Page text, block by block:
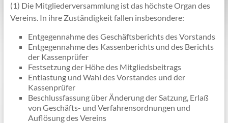
(1) Die Mitgliederversammlung ist das höchste Organ des
Vereins. In ihre Zuständigkeit fallen insbesondere:
Entgegennahme des Geschäftsberichts des Vorstands
Entgegennahme des Kassenberichts und des Berichts
der Kassenprüfer
Festsetzung der Höhe des Mitgliedsbeitrags
Entlastung und Wahl des Vorstandes und der
Kassenprüfer
Beschlussfassung über Änderung der Satzung, Erlaß
von Geschäfts- und Verfahrensordnungen und
Auflösung des Vereins